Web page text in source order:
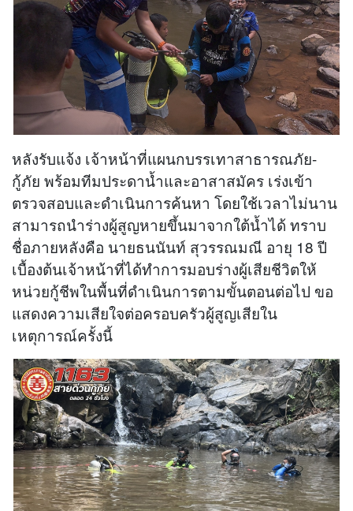
หลังรับแจ้ง เจ้าหน้าที่แผนกบรรเทาสาธารณภัย-
กู้ภัย พร้อมทีมประดาน้ำและอาสาสมัคร เร่งเข้า
ตรวจสอบและดำเนินการค้นหา โดยใช้เวลาไม่นาน
สามารถนำร่างผู้สูญหายขึ้นมาจากใต้น้ำได้ ทราบ
ชื่อภายหลังคือ นายธนนันท์ สุวรรณมณี อายุ 18 ปี
เบื้องต้นเจ้าหน้าที่ได้ทำการมอบร่างผู้เสียชีวิตให้
หน่วยกู้ชีพในพื้นที่ดำเนินการตามขั้นตอนต่อไป ขอ
แสดงความเสียใจต่อครอบครัวผู้สูญเสียใน
เหตุการณ์ครั้งนี้